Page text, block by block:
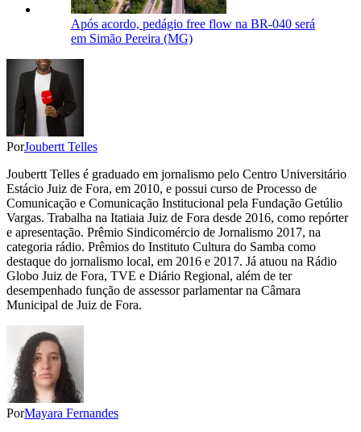
Após acordo, pedágio free flow na BR-040 será
em Simão Pereira (MG)
PorJoubertt Telles
Joubertt Telles é graduado em jornalismo pelo Centro Universitário
Estácio Juiz de Fora, em 2010, e possui curso de Processo de
Comunicação e Comunicação Institucional pela Fundação Getúlio
Vargas. Trabalha na Itatiaia Juiz de Fora desde 2016, como repórter
e apresentação. Prêmio Sindicomércio de Jornalismo 2017, na
categoria rádio. Prêmios do Instituto Cultura do Samba como
destaque do jornalismo local, em 2016 e 2017. Já atuou na Rádio
Globo Juiz de Fora, TVE e Diário Regional, além de ter
desempenhado função de assessor parlamentar na Câmara
Municipal de Juiz de Fora.
PorMayara Fernandes